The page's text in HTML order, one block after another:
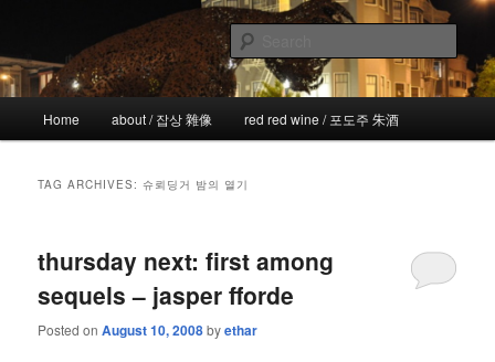
primary
content
secondary
content!wicked
the more I see the less I know
Home about / 잡상 雜像 red red wine / 포도주 朱酒
TAG ARCHIVES:슈뢰딩거 밤의 열기
thursday next: first among
sequels – jasper fforde
Posted onAugust 10, 2008byethar